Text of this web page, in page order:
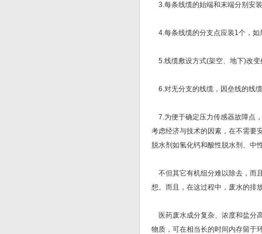
3.每条线缆的始端和末端分别安
4.每条线缆的分支点应装1个，如
5.线缆敷设方式(架空、地下)改变
6.对无分支的线缆，因垒线的线
7.为便于确定压力传感器故障点
考虑经济与技术的因素，在不需要
脱水剂如氢化钙和酸性脱水剂、中
不但其它有机组分难以除去，而
想。而且，在这过程中，废水的排
医药废水成分复杂、浓度和盐分
物质，可在相当长的时间内存留于